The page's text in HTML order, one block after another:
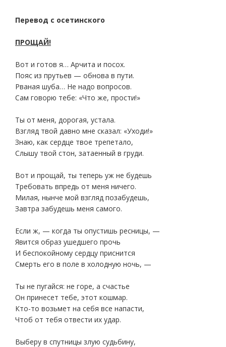
Перевод с осетинского
ПРОЩАЙ!
Вот и готов я… Арчита и посох.
Пояс из прутьев — обнова в пути.
Рваная шуба… Не надо вопросов.
Сам говорю тебе: «Что же, прости!»
Ты от меня, дорогая, устала.
Взгляд твой давно мне сказал: «Уходи!»
Знаю, как сердце твое трепетало,
Слышу твой стон, затаенный в груди.
Вот и прощай, ты теперь уж не будешь
Требовать впредь от меня ничего.
Милая, нынче мой взгляд позабудешь,
Завтра забудешь меня самого.
Если ж, — когда ты опустишь ресницы, —
Явится образ ушедшего прочь
И беспокойному сердцу приснится
Смерть его в поле в холодную ночь, —
Ты не пугайся: не горе, а счастье
Он принесет тебе, этот кошмар.
Кто-то возьмет на себя все напасти,
Чтоб от тебя отвести их удар.
Выберу в спутницы злую судьбину,